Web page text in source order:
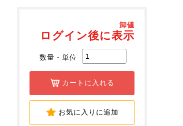
卸値
ログイン後に表示
数量・単位
カートに入れる
お気に入りに追加